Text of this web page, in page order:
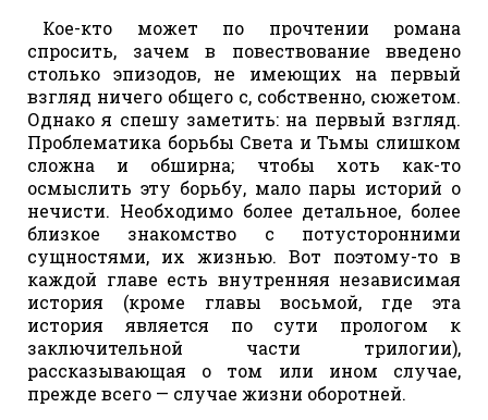
Кое-кто может по прочтении романа
спросить, зачем в повествование введено
столько эпизодов, не имеющих на первый
взгляд ничего общего с, собственно, сюжетом.
Однако я спешу заметить: на первый взгляд.
Проблематика борьбы Света и Тьмы слишком
сложна и обширна; чтобы хоть как-то
осмыслить эту борьбу, мало пары историй о
нечисти. Необходимо более детальное, более
близкое знакомство с потусторонними
сущностями, их жизнью. Вот поэтому-то в
каждой главе есть внутренняя независимая
история (кроме главы восьмой, где эта
история является по сути прологом к
заключительной части трилогии),
рассказывающая о том или ином случае,
прежде всего — случае жизни оборотней.